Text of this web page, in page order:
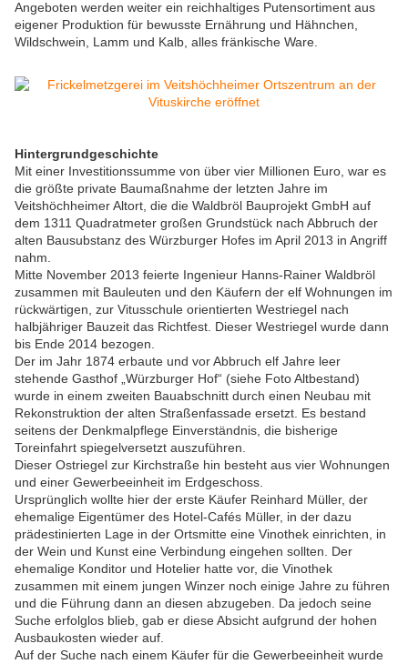
Angeboten werden weiter ein reichhaltiges Putensortiment aus
eigener Produktion für bewusste Ernährung und Hähnchen,
Wildschwein, Lamm und Kalb, alles fränkische Ware.
Hintergrundgeschichte
Mit einer Investitionssumme von über vier Millionen Euro, war es
die größte private Baumaßnahme der letzten Jahre im
Veitshöchheimer Altort, die die Waldbröl Bauprojekt GmbH auf
dem 1311 Quadratmeter großen Grundstück nach Abbruch der
alten Bausubstanz des Würzburger Hofes im April 2013 in Angriff
nahm.
Mitte November 2013 feierte Ingenieur Hanns-Rainer Waldbröl
zusammen mit Bauleuten und den Käufern der elf Wohnungen im
rückwärtigen, zur Vitusschule orientierten Westriegel nach
halbjähriger Bauzeit das Richtfest. Dieser Westriegel wurde dann
bis Ende 2014 bezogen.
Der im Jahr 1874 erbaute und vor Abbruch elf Jahre leer
stehende Gasthof „Würzburger Hof“ (siehe Foto Altbestand)
wurde in einem zweiten Bauabschnitt durch einen Neubau mit
Rekonstruktion der alten Straßenfassade ersetzt. Es bestand
seitens der Denkmalpflege Einverständnis, die bisherige
Toreinfahrt spiegelversetzt auszuführen.
Dieser Ostriegel zur Kirchstraße hin besteht aus vier Wohnungen
und einer Gewerbeeinheit im Erdgeschoss.
Ursprünglich wollte hier der erste Käufer Reinhard Müller, der
ehemalige Eigentümer des Hotel-Cafés Müller, in der dazu
prädestinierten Lage in der Ortsmitte eine Vinothek einrichten, in
der Wein und Kunst eine Verbindung eingehen sollten. Der
ehemalige Konditor und Hotelier hatte vor, die Vinothek
zusammen mit einem jungen Winzer noch einige Jahre zu führen
und die Führung dann an diesen abzugeben. Da jedoch seine
Suche erfolglos blieb, gab er diese Absicht aufgrund der hohen
Ausbaukosten wieder auf.
Auf der Suche nach einem Käufer für die Gewerbeeinheit wurde